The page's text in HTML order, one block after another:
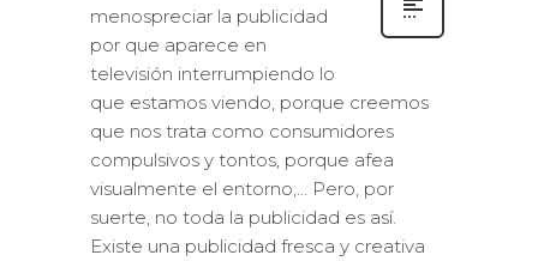
menospreciar la publicidad
por que aparece en
televisión interrumpiendo lo
que estamos viendo, porque creemos
que nos trata como consumidores
compulsivos y tontos, porque afea
visualmente el entorno,… Pero, por
suerte, no toda la publicidad es así.
Existe una publicidad fresca y creativa